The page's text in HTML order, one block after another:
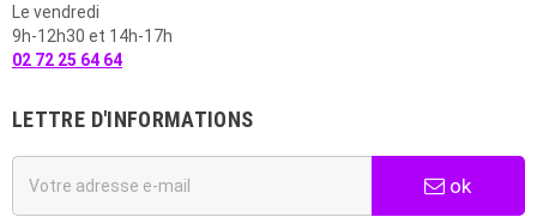
Le vendredi
9h-12h30 et 14h-17h
02 72 25 64 64
LETTRE D'INFORMATIONS
ok